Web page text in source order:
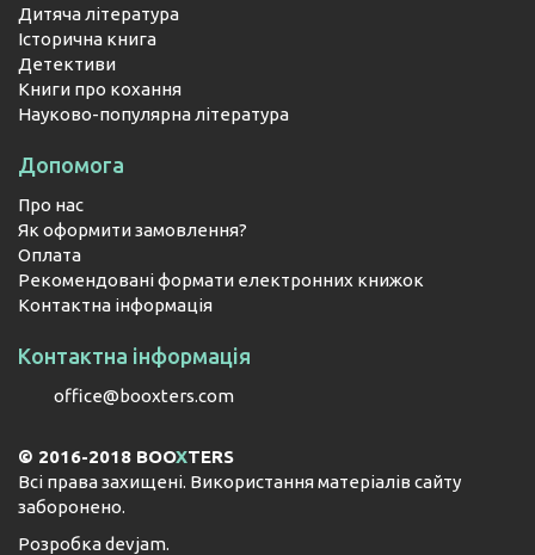
Дитяча література
Історична книга
Детективи
Книги про кохання
Науково-популярна література
Допомога
Про нас
Як оформити замовлення?
Оплата
Рекомендовані формати електронних книжок
Контактна інформація
Контактна інформація
office@booxters.com
© 2016-2018 BOOXTERS
Всі права захищені. Використання матеріалів сайту
заборонено.
Розробкаdevjam.